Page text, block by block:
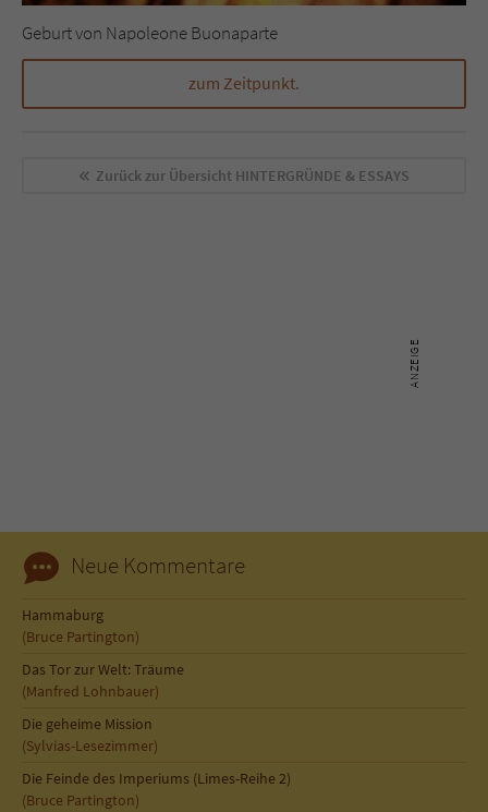
Geburt von Napoleone Buonaparte
zum Zeitpunkt.
Zurück zur Übersicht HINTERGRÜNDE & ESSAYS
Neue Kommentare
Hammaburg
(Bruce Partington)
Das Tor zur Welt: Träume
(Manfred Lohnbauer)
Die geheime Mission
(Sylvias-Lesezimmer)
Die Feinde des Imperiums (Limes-Reihe 2)
(Bruce Partington)